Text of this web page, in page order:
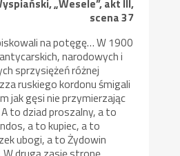
„Wesele”, akt III,
scena 37
na potęgę… W 1900
narodowych i
sprzysiężeń różnej
ruskiego kordonu śmigali
jak gęsi nie przymierzając
to dziad proszalny, a to
a to kupiec, a to
ubogi, a to Żydowin